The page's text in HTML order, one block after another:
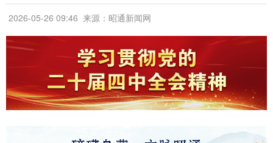
2026-05-26 09:46 来源：昭通新闻网